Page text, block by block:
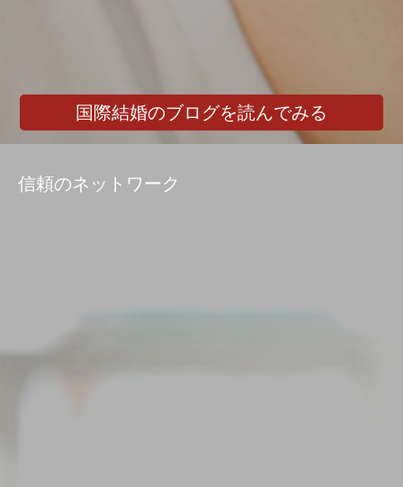
国際結婚のブログを読んでみる
信頼のネットワーク